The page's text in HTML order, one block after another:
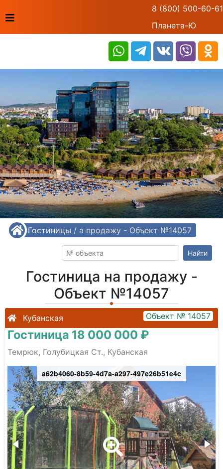
8 (800) 500-60-61
Планета-Ю
/ Гостиницы /
Гостиница на продажу - Объект №14057
Найти
Гостиница на продажу -
Объект №14057
Кубанская Объект № 14057
Гостиница 18 000 000 ₽
Темрюк, Голубицкая Ст., Кубанская
a62b4060-8b59-4d7a-a297-497e26b51e4c